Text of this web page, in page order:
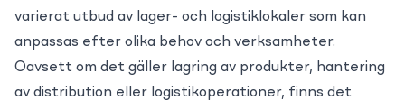
varierat utbud av lager- och logistiklokaler som kan
anpassas efter olika behov och verksamheter.
Oavsett om det gäller lagring av produkter, hantering
av distribution eller logistikoperationer, finns det